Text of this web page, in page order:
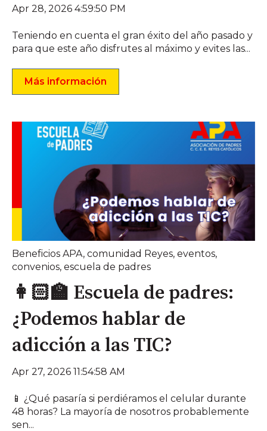
Apr 28, 2026 4:59:50 PM
Teniendo en cuenta el gran éxito del año pasado y
para que este año disfrutes al máximo y evites las...
Más información
Beneficios APA, comunidad Reyes, eventos,
convenios, escuela de padres
👩🏻‍🏫 Escuela de padres:
¿Podemos hablar de
adicción a las TIC?
Apr 27, 2026 11:54:58 AM
📱 ¿Qué pasaría si perdiéramos el celular durante
48 horas? La mayoría de nosotros probablemente
sen...